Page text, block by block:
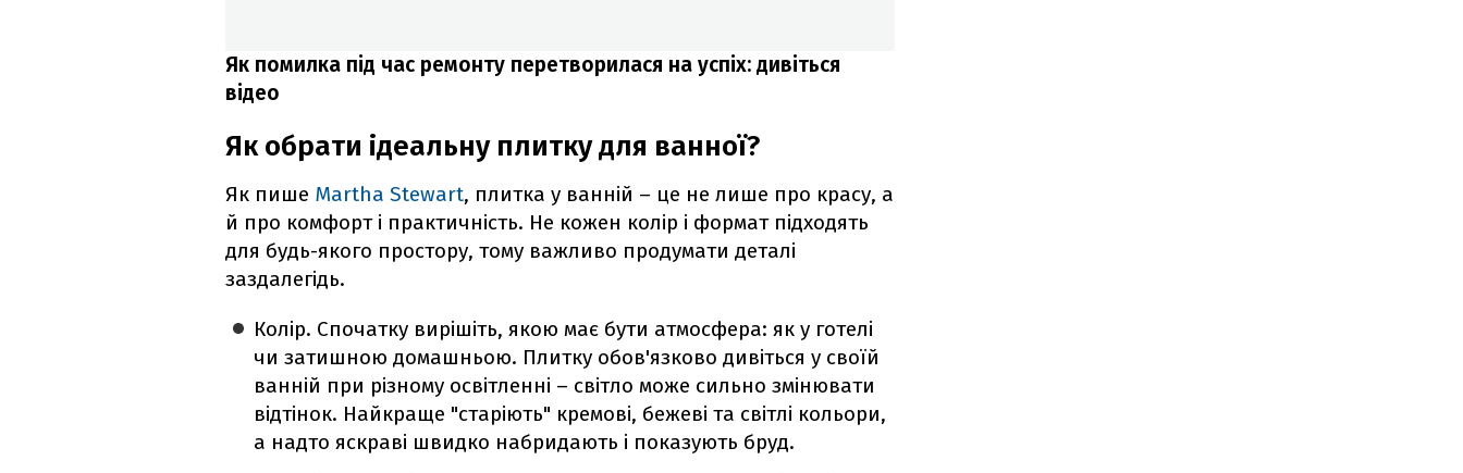
Як помилка під час ремонту перетворилася на успіх: дивіться
відео
Як обрати ідеальну плитку для ванної?
Як пише Martha Stewart, плитка у ванній – це не лише про красу, а
й про комфорт і практичність. Не кожен колір і формат підходять
для будь-якого простору, тому важливо продумати деталі
заздалегідь.
Колір. Спочатку вирішіть, якою має бути атмосфера: як у готелі
чи затишною домашньою. Плитку обов'язково дивіться у своїй
ванній при різному освітленні – світло може сильно змінювати
відтінок. Найкраще "старіють" кремові, бежеві та світлі кольори,
а надто яскраві швидко набридають і показують бруд.